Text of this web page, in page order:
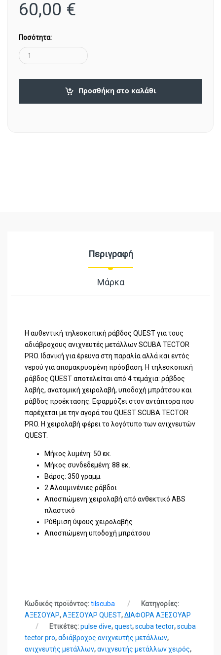
60,00 €
Ποσότητα:
Προσθήκη στο καλάθι
Περιγραφή
Μάρκα
Η αυθεντική τηλεσκοπική ράβδος QUEST για τους
αδιάβροχους ανιχνευτές μετάλλων SCUBA TECTOR
PRO. Ιδανική για έρευνα στη παραλία αλλά και εντός
νερού για απομακρυσμένη πρόσβαση. Η τηλεσκοπική
ράβδος QUEST αποτελείται από 4 τεμάχια: ράβδος
λαβής, ανατομική χειρολαβή, υποδοχή μπράτσου και
ράβδος προέκτασης. Εφαρμόζει στον αντάπτορα που
παρέχεται με την αγορά του QUEST SCUBA TECTOR
PRO. Η χειρολαβή φέρει το λογότυπο των ανιχνευτών
QUEST.
Μήκος λυμένη: 50 εκ.
Μήκος συνδεδεμένη: 88 εκ.
Βάρος: 350 γραμμ.
2 Αλουμινένιες ράβδοι
Αποσπώμενη χειρολαβή από ανθεκτικό ABS
πλαστικό
Ρύθμιση ύψους χειρολαβής
Αποσπώμενη υποδοχή μπράτσου
Κωδικός προϊόντος:tilscuba
Κατηγορίες:
ΑΞΕΣΟΥΑΡ,ΑΞΕΣΟΥΑΡ QUEST,ΔΙΑΦΟΡΑ ΑΞΕΣΟΥΑΡ
Ετικέτες:pulse dive,quest,scuba tector,scuba
tector pro,αδιάβροχος ανιχνευτής μετάλλων,
ανιχνευτής μετάλλων,ανιχνευτής μετάλλων χειρός,